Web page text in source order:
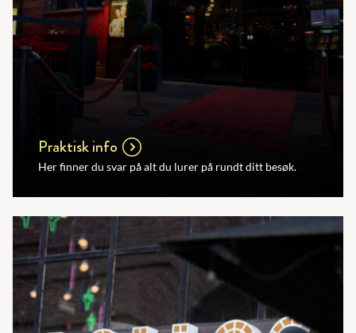
Praktisk info
Her finner du svar på alt du lurer på rundt ditt besøk.